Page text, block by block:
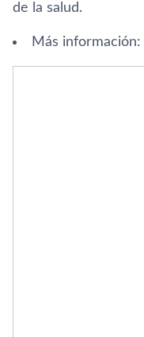
de la salud.
Más información: